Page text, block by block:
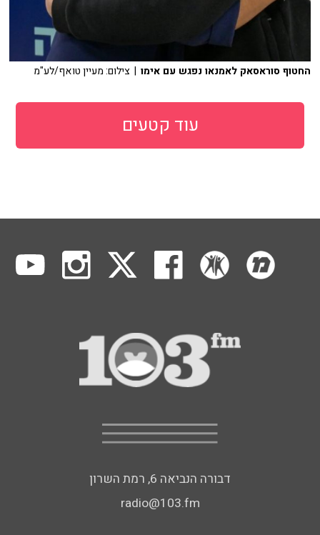
החטוף סוראסאק לאמנאו נפגש עם אימו | צילום: מעיין טואף/לע"מ
עוד קטעים
דבורה הנביאה 6, רמת השרון
radio@103.fm